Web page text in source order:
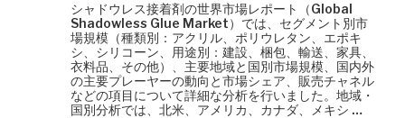
シャドウレス接着剤の世界市場レポート（Global
Shadowless Glue Market）では、セグメント別市
場規模（種類別：アクリル、ポリウレタン、エポキ
シ、シリコーン、用途別：建設、梱包、輸送、家具、
衣料品、その他）、主要地域と国別市場規模、国内外
の主要プレーヤーの動向と市場シェア、販売チャネル
などの項目について詳細な分析を行いました。地域・
国別分析では、北米、アメリカ、カナダ、メキシ …